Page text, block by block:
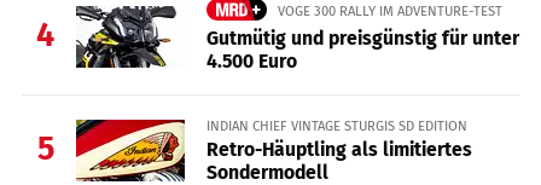
4
VOGE 300 RALLY IM ADVENTURE-TEST
Gutmütig und preisgünstig für unter
4.500 Euro
5
INDIAN CHIEF VINTAGE STURGIS SD EDITION
Retro-Häuptling als limitiertes
Sondermodell